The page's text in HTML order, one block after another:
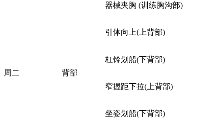
器械夹胸 (训练胸沟部)
周二 背部
引体向上(上背部)
杠铃划船(下背部)
窄握距下拉(上背部)
坐姿划船(下背部)